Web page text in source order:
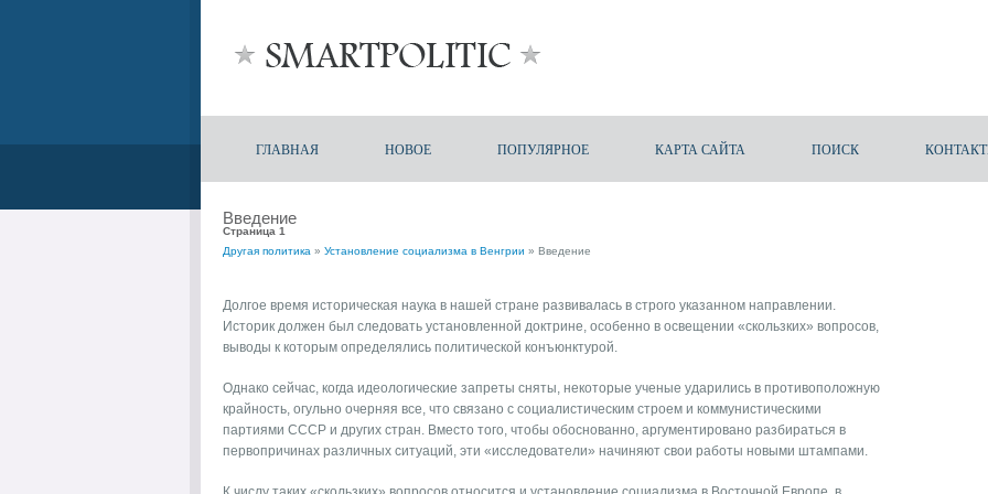
ГЛАВНАЯ НОВОЕ ПОПУЛЯРНОЕ КАРТА САЙТА ПОИСК
Введение
Страница 1
Другая политика » Установление социализма в Венгрии » Введение
Долгое время историческая наука в нашей стране развивалась в строго указанном направлении.
Историк должен был следовать установленной доктрине, особенно в освещении «скользких» вопросов,
выводы к которым определялись политической конъюнктурой.
Однако сейчас, когда идеологические запреты сняты, некоторые ученые ударились в противоположную
крайность, огульно очерняя все, что связано с социалистическим строем и коммунистическими
партиями СССР и других стран. Вместо того, чтобы обоснованно, аргументировано разбираться в
первопричинах различных ситуаций, эти «исследователи» начиняют свои работы новыми штампами.